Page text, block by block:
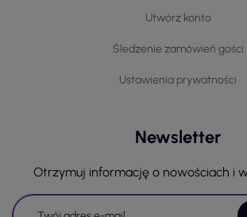
Utwórz konto
Śledzenie zamówień gości
Ustawienia prywatności
Newsletter
Otrzymuj informację o nowościach i